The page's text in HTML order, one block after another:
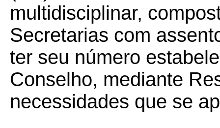
multidisciplinar,
Secretarias com
ter seu número
Conselho, mediante
necessidades que se